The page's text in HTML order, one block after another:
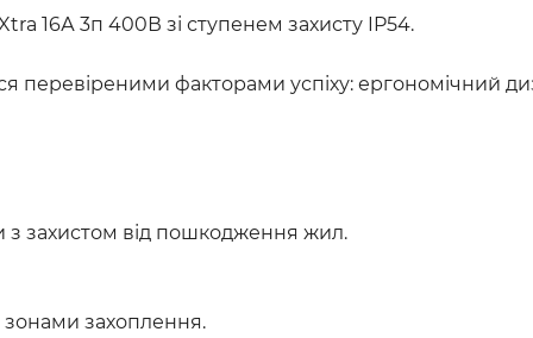
16А 3п 400В зі ступенем захисту IP54.
перевіреними факторами успіху: ергономічний
з захистом від пошкодження жил.
зонами захоплення.